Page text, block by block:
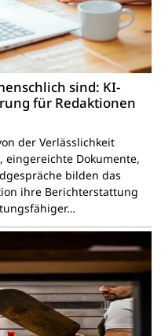
sind: KI-
für Redaktionen
der Verlässlichkeit
eingereichte Dokumente,
bilden das
ihre Berichterstattung